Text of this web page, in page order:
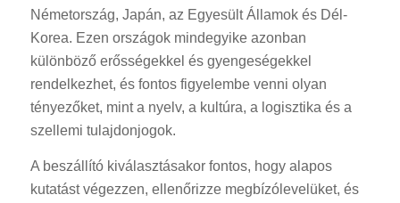
Németország, Japán, az Egyesült Államok és Dél-
Korea. Ezen országok mindegyike azonban
különböző erősségekkel és gyengeségekkel
rendelkezhet, és fontos figyelembe venni olyan
tényezőket, mint a nyelv, a kultúra, a logisztika és a
szellemi tulajdonjogok.
A beszállító kiválasztásakor fontos, hogy alapos
kutatást végezzen, ellenőrizze megbízólevelüket, és